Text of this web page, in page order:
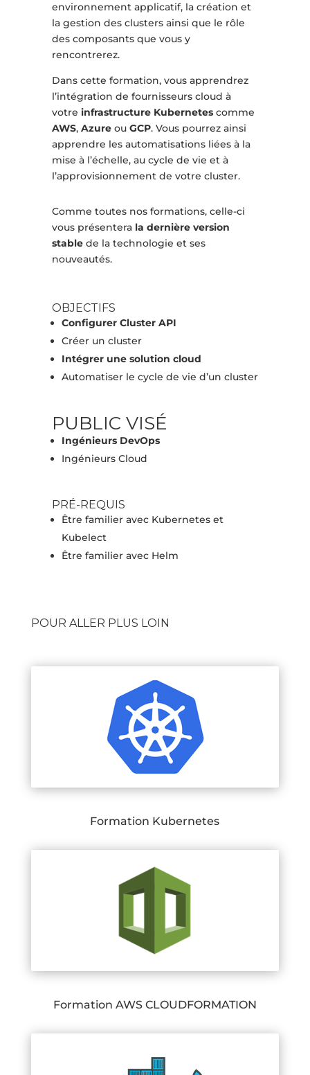
environnement applicatif, la création et
la gestion des clusters ainsi que le rôle
des composants que vous y
rencontrerez.
Dans cette formation, vous apprendrez
l’intégration de fournisseurs cloud à
votre infrastructure Kubernetescomme
AWS, Azureou GCP. Vous pourrez ainsi
apprendre les automatisations liées à la
mise à l’échelle, au cycle de vie et à
l’approvisionnement de votre cluster.
Comme toutes nos formations, celle-ci
vous présentera la dernière version
stablede la technologie et ses
nouveautés.
OBJECTIFS
Configurer Cluster API
Créer un cluster
Intégrer une solution cloud
Automatiser le cycle de vie d’un cluster
PUBLIC VISÉ
Ingénieurs DevOps
Ingénieurs Cloud
PRÉ-REQUIS
Être familier avec Kubernetes et
Kubelect
Être familier avec Helm
POUR ALLER PLUS LOIN
Formation Kubernetes
Formation AWS CLOUDFORMATION